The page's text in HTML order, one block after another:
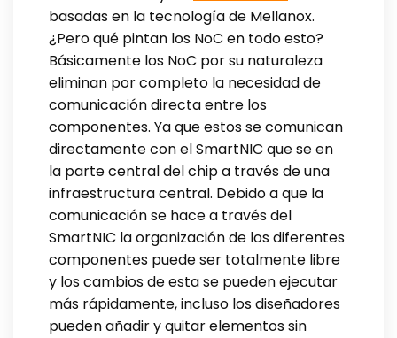
basadas en la tecnología de Mellanox.
¿Pero qué pintan los NoC en todo esto?
Básicamente los NoC por su naturaleza
eliminan por completo la necesidad de
comunicación directa entre los
componentes. Ya que estos se comunican
directamente con el SmartNIC que se en
la parte central del chip a través de una
infraestructura central. Debido a que la
comunicación se hace a través del
SmartNIC la organización de los diferentes
componentes puede ser totalmente libre
y los cambios de esta se pueden ejecutar
más rápidamente, incluso los diseñadores
pueden añadir y quitar elementos sin